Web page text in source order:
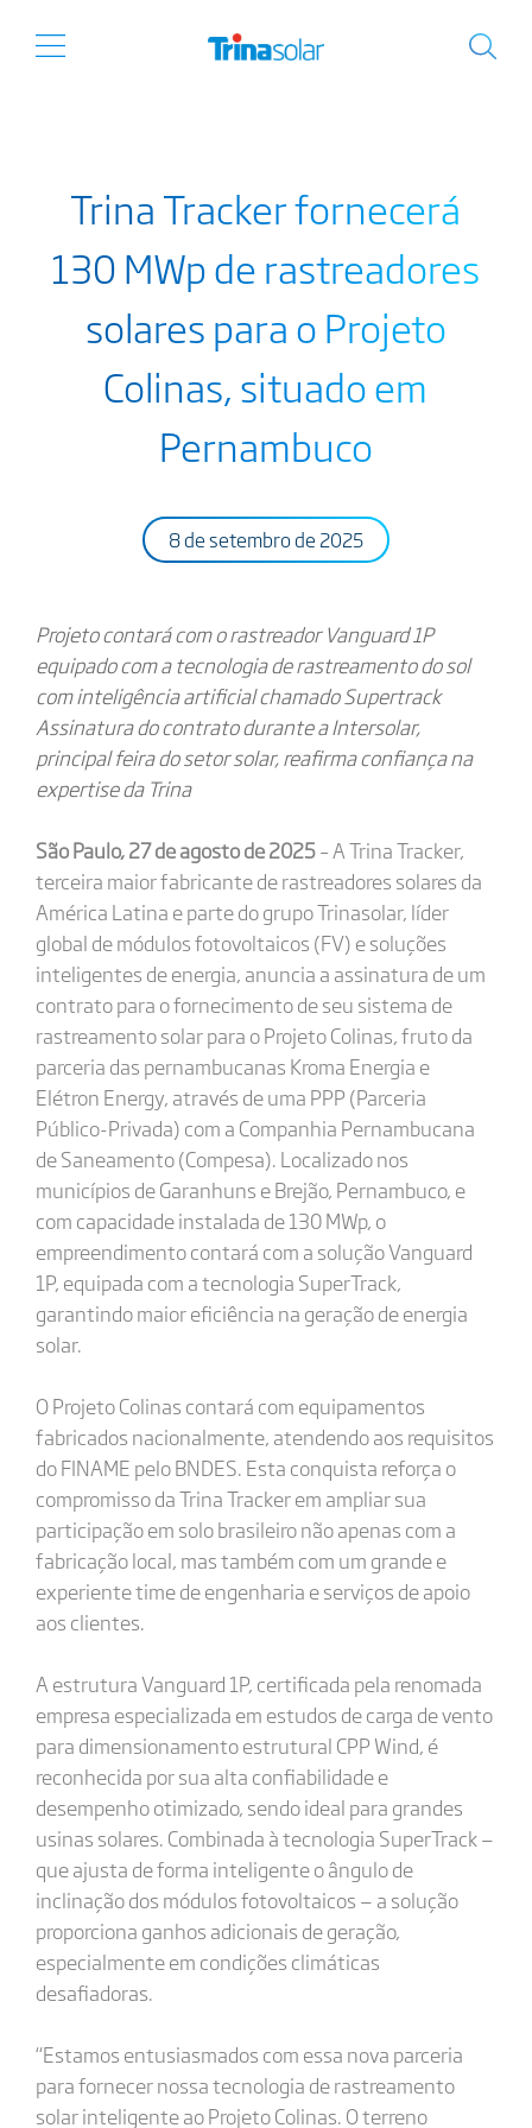
Trina Tracker fornecerá
130 MWp de rastreadores
solares para o Projeto
Colinas, situado em
Pernambuco
8 de setembro de 2025
Projeto contará com o rastreador Vanguard 1P
equipado com a tecnologia de rastreamento do sol
com inteligência artificial chamado Supertrack
Assinatura do contrato durante a Intersolar,
principal feira do setor solar, reafirma confiança na
expertise da Trina
São Paulo, 27 de agosto de 2025– A Trina Tracker,
terceira maior fabricante de rastreadores solares da
América Latina e parte do grupo Trinasolar, líder
global de módulos fotovoltaicos (FV) e soluções
inteligentes de energia, anuncia a assinatura de um
contrato para o fornecimento de seu sistema de
rastreamento solar para o Projeto Colinas, fruto da
parceria das pernambucanas Kroma Energia e
Elétron Energy, através de uma PPP (Parceria
Público-Privada) com a Companhia Pernambucana
de Saneamento (Compesa). Localizado nos
municípios de Garanhuns e Brejão, Pernambuco, e
com capacidade instalada de 130 MWp, o
empreendimento contará com a solução Vanguard
1P, equipada com a tecnologia SuperTrack,
garantindo maior eficiência na geração de energia
solar.
O Projeto Colinas contará com equipamentos
fabricados nacionalmente, atendendo aos requisitos
do FINAME pelo BNDES. Esta conquista reforça o
compromisso da Trina Tracker em ampliar sua
participação em solo brasileiro não apenas com a
fabricação local, mas também com um grande e
experiente time de engenharia e serviços de apoio
aos clientes.
A estrutura Vanguard 1P, certificada pela renomada
empresa especializada em estudos de carga de vento
para dimensionamento estrutural CPP Wind, é
reconhecida por sua alta confiabilidade e
desempenho otimizado, sendo ideal para grandes
usinas solares. Combinada à tecnologia SuperTrack —
que ajusta de forma inteligente o ângulo de
inclinação dos módulos fotovoltaicos — a solução
proporciona ganhos adicionais de geração,
especialmente em condições climáticas
desafiadoras.
“Estamos entusiasmados com essa nova parceria
para fornecer nossa tecnologia de rastreamento
solar inteligente ao Projeto Colinas. O terreno